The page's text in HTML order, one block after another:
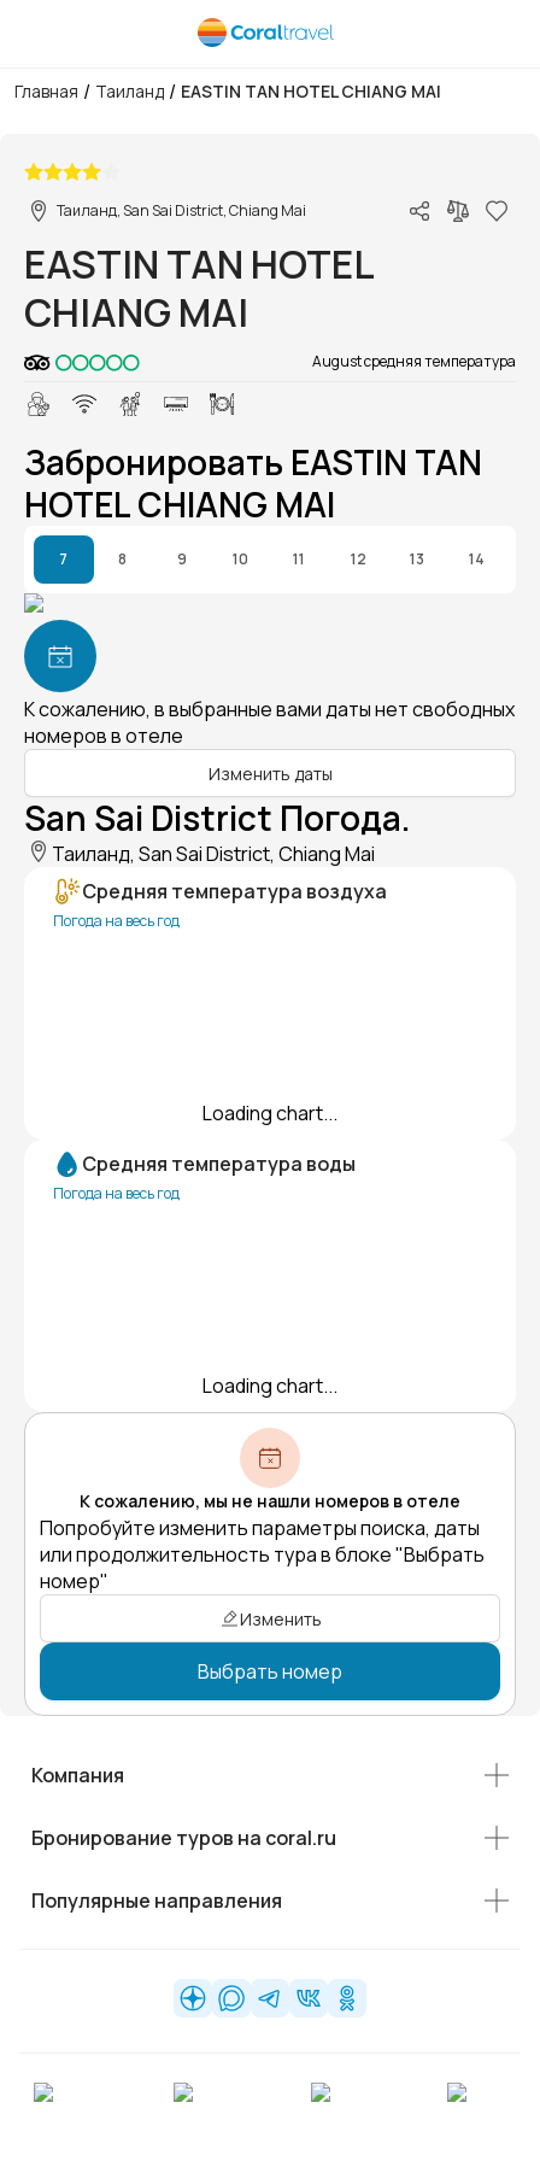
Главная / Таиланд / EASTIN TAN HOTEL CHIANG MAI
Таиланд, San Sai District, Chiang Mai
EASTIN TAN HOTEL
CHIANG MAI
August средняя температура
Забронировать EASTIN TAN
HOTEL CHIANG MAI
7 8 9 10 11 12 13 14
К сожалению, в выбранные вами даты нет свободных
номеров в отеле
Изменить даты
San Sai District Погода.
Таиланд, San Sai District, Chiang Mai
Средняя температура воздуха
Погода на весь год
Loading chart...
Средняя температура воды
Погода на весь год
Loading chart...
К сожалению, мы не нашли номеров в отеле
Попробуйте изменить параметры поиска, даты
или продолжительность тура в блоке "Выбрать
номер"
Изменить
Выбрать номер
Компания
Бронирование туров на coral.ru
Популярные направления